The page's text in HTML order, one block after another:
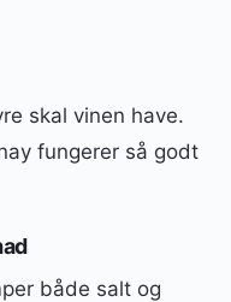
skal vinen have.
fungerer så godt
både salt og